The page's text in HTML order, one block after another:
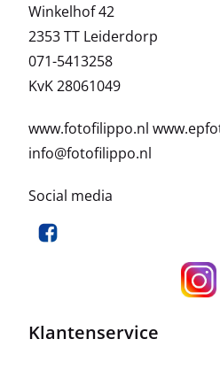
Winkelhof 42
2353 TT Leiderdorp
071-5413258
KvK 28061049
www.fotofilippo.nl
info@fotofilippo.nl
Social media
Klantenservice